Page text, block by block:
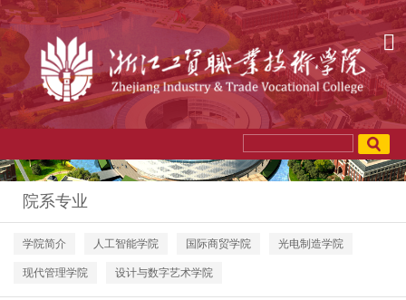
院系专业
学院简介 人工智能学院 国际商贸学院 光电制造学院
现代管理学院 设计与数字艺术学院